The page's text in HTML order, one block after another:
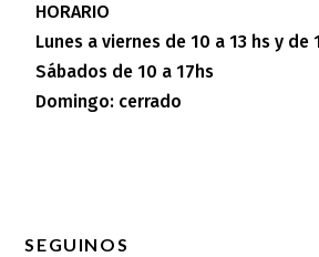
HORARIO
Lunes a viernes de 10 a 13 hs y de
Sábados de 10 a 17hs
Domingo: cerrado
SEGUINOS